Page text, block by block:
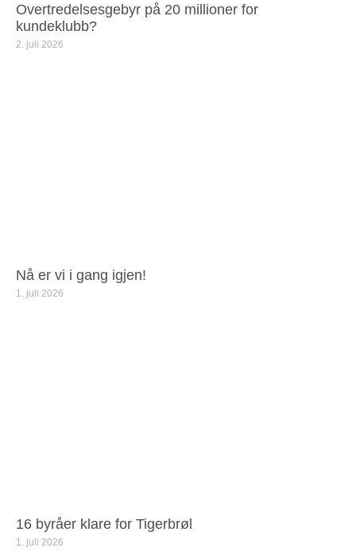
Overtredelsesgebyr på 20 millioner for
kundeklubb?
2. juli 2026
Nå er vi i gang igjen!
1. juli 2026
16 byråer klare for Tigerbrøl
1. juli 2026